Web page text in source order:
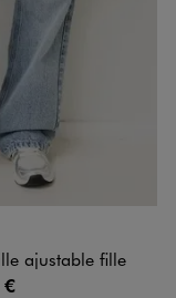
ajustable fille
€